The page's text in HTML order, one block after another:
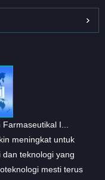
I...
meningkat untuk
teknologi yang
mesti terus